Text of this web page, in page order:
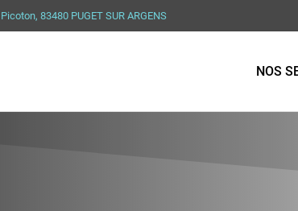
83480 PUGET SUR ARGENS
NOS